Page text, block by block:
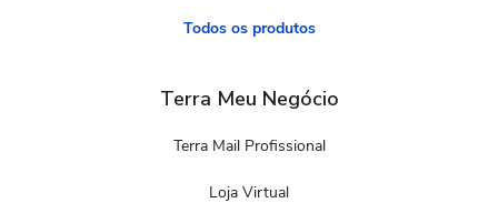
Todos os produtos
Terra Meu Negócio
Terra Mail Profissional
Loja Virtual